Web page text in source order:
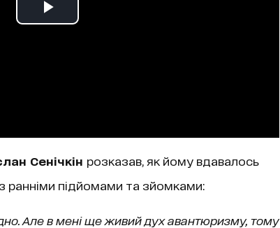
Сенічкін розказав, як йому вдавалось
з ранніми підйомами та зйомками:
Але в меніще живий дух авантюризму, тому